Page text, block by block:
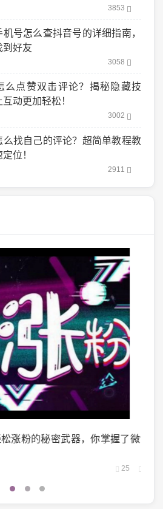
3853
机号怎么查抖音号的详细指南，
到好友
3058
么点赞双击评论？揭秘隐藏技
动更加轻松！
3002
么找自己的评论？超简单教程教
位！
2911
轻松实现你的阅读量突破？
22